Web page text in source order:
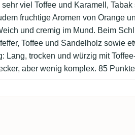
sehr viel Toffee und Karamell, Tabak
fruchtige Aromen von Orange
und cremig im Mund. Beim
Toffee und Sandelholz sowie
Lang, trocken und würzig mit
aber wenig komplex. 85 Punkte